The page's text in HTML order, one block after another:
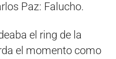
Paz: Falucho.
el ring de la
el momento como